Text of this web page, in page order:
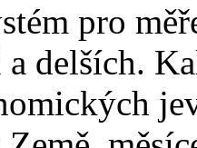
pro
delších.